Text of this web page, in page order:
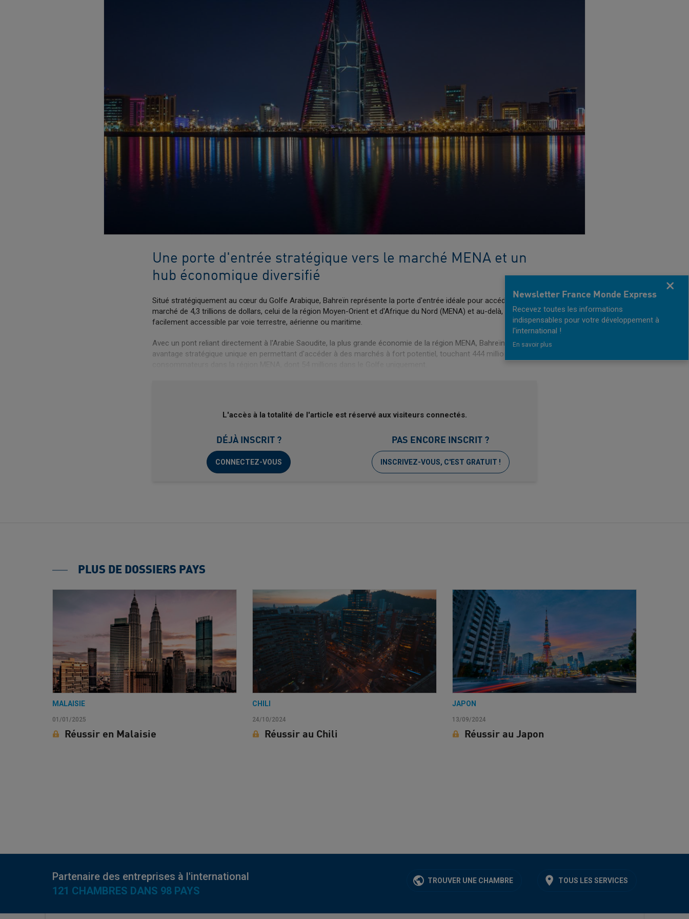
Une porte d'entrée stratégique vers le marché MENA et un
hub économique diversifié
Situé stratégiquement au cœur du Golfe Arabique, Bahreïn représente la porte d'entrée idéale pour accéder à un
marché de 4,3 trillions de dollars, celui de la région Moyen-Orient et d'Afrique du Nord (MENA) et au-delà,
facilement accessible par voie terrestre, aérienne ou maritime.
Avec un pont reliant directement à l'Arabie Saoudite, la plus grande économie de la région MENA, Bahreïn offre un
avantage stratégique unique en permettant d'accéder à des marchés à fort potentiel, touchant 444 millions de
L'accès à la totalité de l'article est réservé aux visiteurs connectés.
DÉJÀ INSCRIT ?
CONNECTEZ-VOUS
PAS ENCORE INSCRIT ?
INSCRIVEZ-VOUS, C'EST GRATUIT !
PLUS DE DOSSIERS PAYS
MALAISIE
01/01/2025
Réussir en Malaisie
CHILI
24/10/2024
Réussir au Chili
JAPON
13/09/2024
Réussir au Japon
Partenaire des entreprises à l'international
121 CHAMBRES DANS 98 PAYS
TOUS LES SERVICES
TROUVER UNE CHAMBRE
Newsletter France Monde Express
Recevez toutes les informations
indispensables pour votre développement à
l'international !
En savoir plus